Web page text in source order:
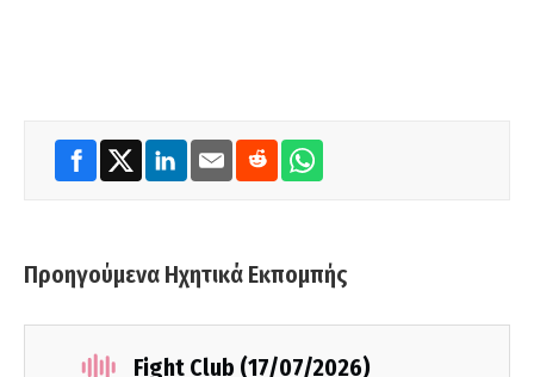
Προηγούμενα Ηχητικά Εκπομπής
Fight Club (17/07/2026)